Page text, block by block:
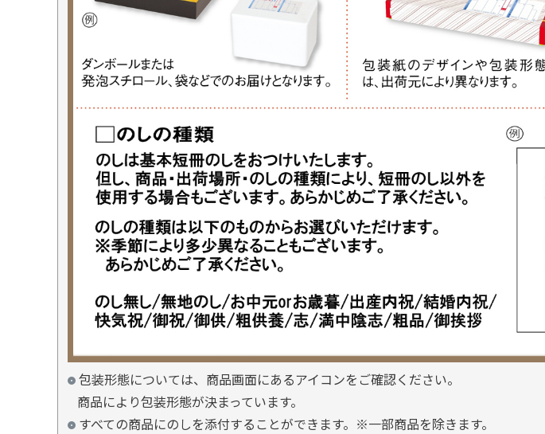
包装形態については、商品画面にあるアイコンをご確認ください。
商品により包装形態が決まっています。
すべての商品にのしを添付することができます。※一部商品を除きます。